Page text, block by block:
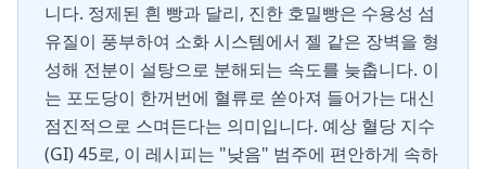
니다. 정제된 흰 빵과 달리, 진한 호밀빵은 수용성 섬
유질이 풍부하여 소화 시스템에서 젤 같은 장벽을 형
성해 전분이 설탕으로 분해되는 속도를 늦춥니다. 이
는 포도당이 한꺼번에 혈류로 쏟아져 들어가는 대신
점진적으로 스며든다는 의미입니다. 예상 혈당 지수
(GI) 45로, 이 레시피는 "낮음" 범주에 편안하게 속하